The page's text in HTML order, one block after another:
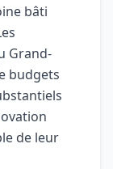
bâti
Grand-
budgets
de leur